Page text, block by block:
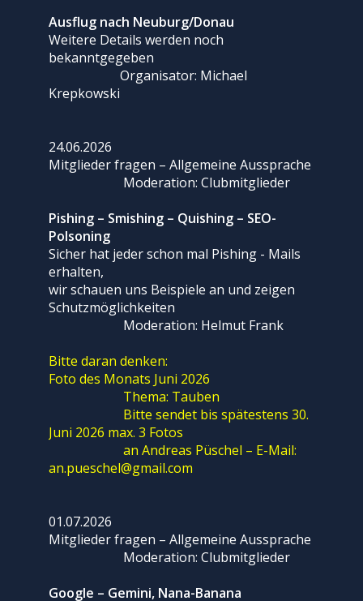
Ausflug nach Neuburg/Donau
Weitere Details werden noch
bekanntgegeben
Organisator: Michael
Krepkowski
24.06.2026
Mitglieder fragen – Allgemeine Aussprache
Moderation: Clubmitglieder
Pishing – Smishing – Quishing – SEO-
Polsoning
Sicher hat jeder schon mal Pishing - Mails
erhalten,
wir schauen uns Beispiele an und zeigen
Schutzmöglichkeiten
Moderation: Helmut Frank
Bitte daran denken:
Foto des Monats Juni 2026
Thema: Tauben
Bitte sendet bis spätestens 30.
Juni 2026 max. 3 Fotos
an Andreas Püschel – E-Mail:
an.pueschel@gmail.com
01.07.2026
Mitglieder fragen – Allgemeine Aussprache
Moderation: Clubmitglieder
Google – Gemini, Nana-Banana